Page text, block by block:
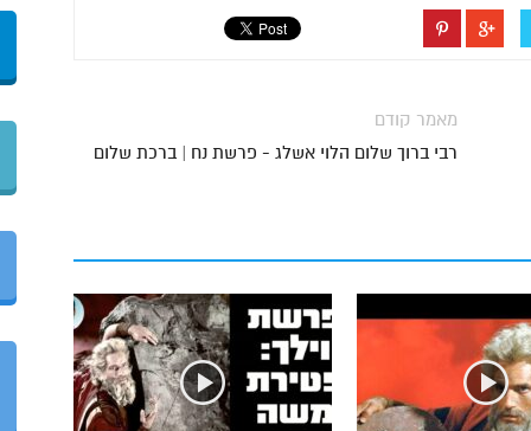
מאמר קודם
רבי ברוך שלום הלוי אשלג - פרשת נח | ברכת שלום